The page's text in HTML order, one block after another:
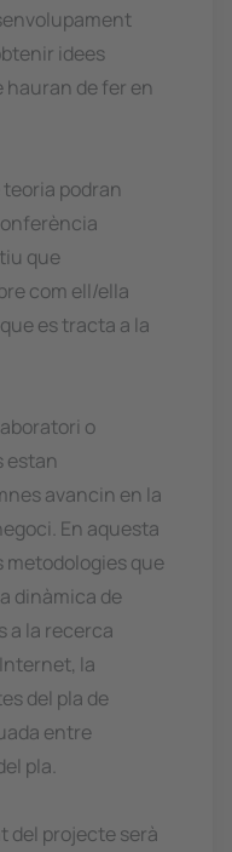
idees
de fer en
podran
que
com ell/ella
es tracta a la
o
estan
avancin en la
En aquesta
metodologies que
dinàmica de
a la recerca
la
del pla de
entre
pla.
del projecte serà